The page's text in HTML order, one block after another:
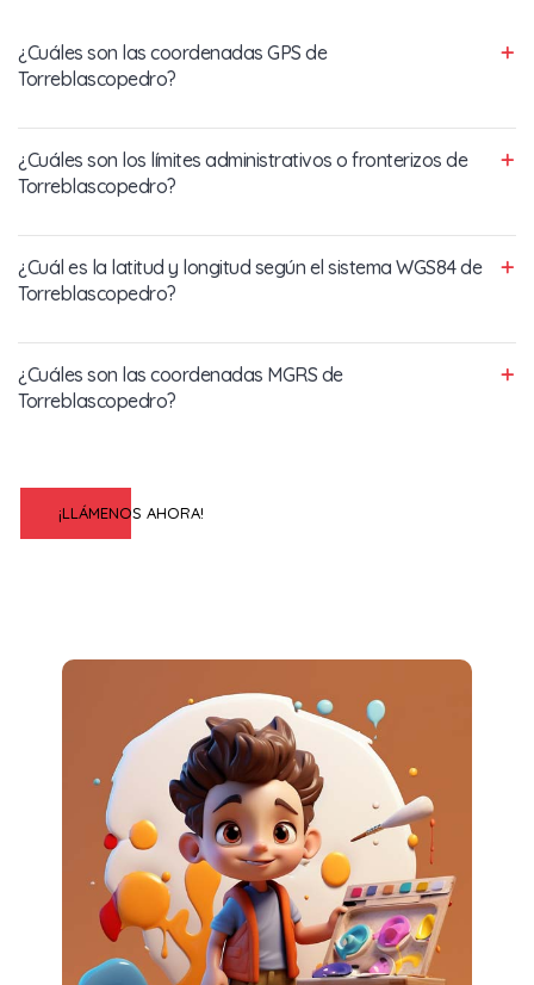
¿Cuáles son las coordenadas GPS de
Torreblascopedro?
¿Cuáles son los límites administrativos o fronterizos de
Torreblascopedro?
¿Cuál es la latitud y longitud según el sistema WGS84 de
Torreblascopedro?
¿Cuáles son las coordenadas MGRS de
Torreblascopedro?
¡LLÁMENOS AHORA!